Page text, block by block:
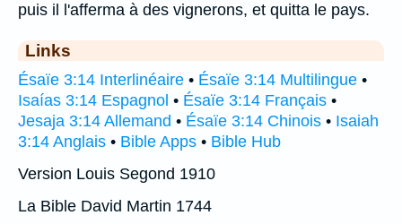
puis il l'afferma à des vignerons, et quitta le pays.
Links
Ésaïe 3:14 Interlinéaire • Ésaïe 3:14 Multilingue •
Isaías 3:14 Espagnol • Ésaïe 3:14 Français •
Jesaja 3:14 Allemand • Ésaïe 3:14 Chinois • Isaiah
3:14 Anglais • Bible Apps • Bible Hub
Version Louis Segond 1910
La Bible David Martin 1744